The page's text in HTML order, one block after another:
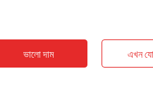
ভালো দাম এখন